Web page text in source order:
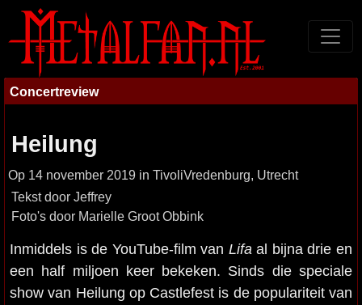
Concertreview
Heilung
Op 14 november 2019 in TivoliVredenburg, Utrecht
Tekst door Jeffrey
Foto's door Marielle Groot Obbink
Inmiddels is de YouTube-film van Lifa al bijna drie en
een half miljoen keer bekeken. Sinds die speciale
show van Heilung op Castlefest is de populariteit van